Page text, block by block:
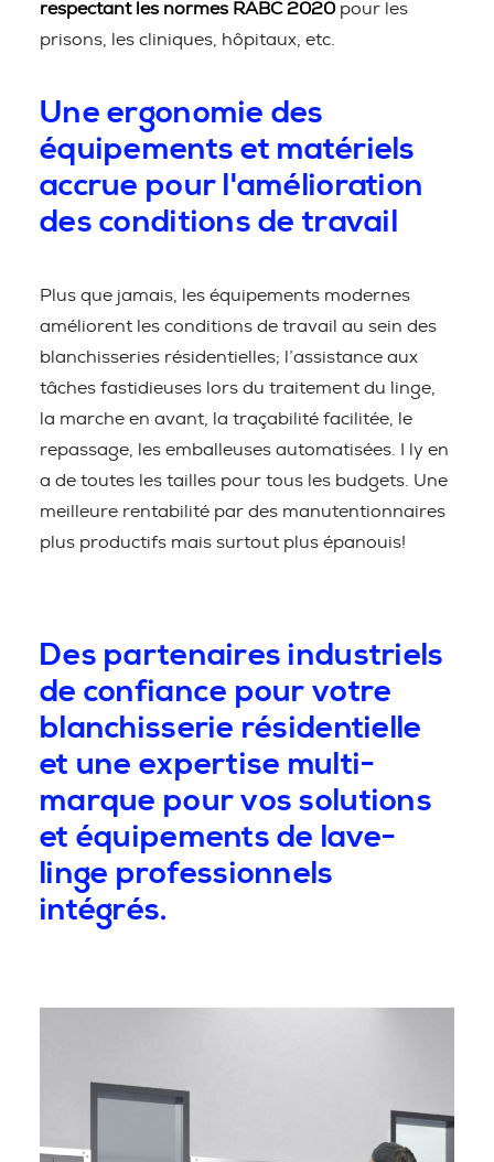
respectant les normes RABC 2020 pour les
prisons, les cliniques, hôpitaux, etc.
Une ergonomie des
équipements et matériels
accrue pour l'amélioration
des conditions de travail
Plus que jamais, les équipements modernes
améliorent les conditions de travail au sein des
blanchisseries résidentielles; l’assistance aux
tâches fastidieuses lors du traitement du linge,
la marche en avant, la traçabilité facilitée, le
repassage, les emballeuses automatisées. I ly en
a de toutes les tailles pour tous les budgets. Une
meilleure rentabilité par des manutentionnaires
plus productifs mais surtout plus épanouis!
Des partenaires industriels
de confiance pour votre
blanchisserie résidentielle
et une expertise multi-
marque pour vos solutions
et équipements de lave-
linge professionnels
intégrés.